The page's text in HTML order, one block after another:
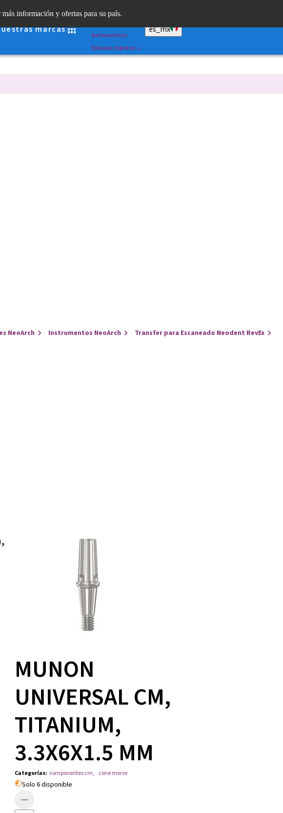
información y ofertas para su país.
marcas
Dr. Portal
Autoservicio
Enlaces rápidos
es_mx
NeoArch Instrumentos NeoArch
Transfer para Escaneado Neodent RevEx
MUNON
UNIVERSAL CM,
TITANIUM,
3.3X6X1.5 MM
Categorías: componentes cm, cone morse
Solo 6 disponible